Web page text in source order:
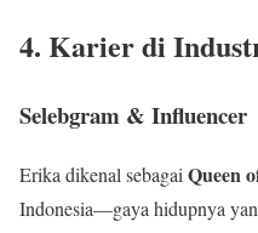
4. Karier di
Selebgram & Influencer
Erika dikenal sebagai Queen
Indonesia—gaya hidupnya